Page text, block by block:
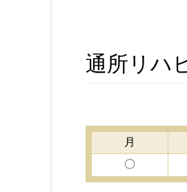
通所リハ
月
〇